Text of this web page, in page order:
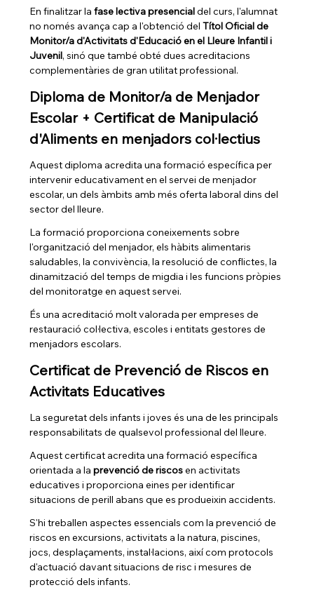
En finalitzar la fase lectiva presencial del curs, l'alumnat
no només avança cap a l'obtenció del Títol Oficial de
Monitor/a d'Activitats d'Educació en el Lleure Infantil i
Juvenil, sinó que també obté dues acreditacions
complementàries de gran utilitat professional.
Diploma de Monitor/a de Menjador
Escolar + Certificat de Manipulació
d'Aliments en menjadors col·lectius
Aquest diploma acredita una formació específica per
intervenir educativament en el servei de menjador
escolar, un dels àmbits amb més oferta laboral dins del
sector del lleure.
La formació proporciona coneixements sobre
l'organització del menjador, els hàbits alimentaris
saludables, la convivència, la resolució de conflictes, la
dinamització del temps de migdia i les funcions pròpies
del monitoratge en aquest servei.
És una acreditació molt valorada per empreses de
restauració col·lectiva, escoles i entitats gestores de
menjadors escolars.
Certificat de Prevenció de Riscos en
Activitats Educatives
La seguretat dels infants i joves és una de les principals
responsabilitats de qualsevol professional del lleure.
Aquest certificat acredita una formació específica
orientada a la prevenció de riscos en activitats
educatives i proporciona eines per identificar
situacions de perill abans que es produeixin accidents.
S'hi treballen aspectes essencials com la prevenció de
riscos en excursions, activitats a la natura, piscines,
jocs, desplaçaments, instal·lacions, així com protocols
d'actuació davant situacions de risc i mesures de
protecció dels infants.